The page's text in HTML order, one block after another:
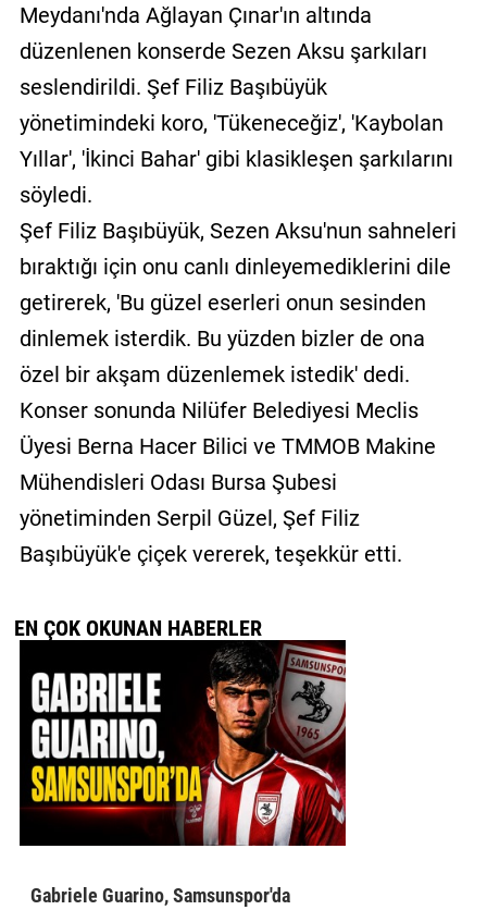
Meydanı'nda Ağlayan Çınar'ın altında
düzenlenen konserde Sezen Aksu şarkıları
seslendirildi. Şef Filiz Başıbüyük
yönetimindeki koro, 'Tükeneceğiz', 'Kaybolan
Yıllar', 'İkinci Bahar' gibi klasikleşen şarkılarını
söyledi.
Şef Filiz Başıbüyük, Sezen Aksu'nun sahneleri
bıraktığı için onu canlı dinleyemediklerini dile
getirerek, 'Bu güzel eserleri onun sesinden
dinlemek isterdik. Bu yüzden bizler de ona
özel bir akşam düzenlemek istedik' dedi.
Konser sonunda Nilüfer Belediyesi Meclis
Üyesi Berna Hacer Bilici ve TMMOB Makine
Mühendisleri Odası Bursa Şubesi
yönetiminden Serpil Güzel, Şef Filiz
Başıbüyük'e çiçek vererek, teşekkür etti.
EN ÇOK OKUNAN HABERLER
Gabriele Guarino, Samsunspor'da